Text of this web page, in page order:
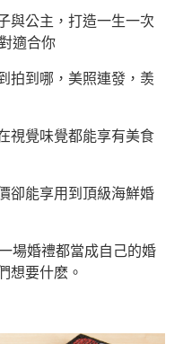
與公主，打造一生一次
適合你
拍到哪，美照連發，羡
視覺味覺都能享有美食
卻能享用到頂級海鮮婚
場婚禮都當成自己的婚
想要什麽。